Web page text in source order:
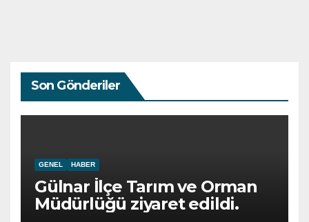
Son Gönderiler
GENEL HABER
Gülnar İlçe Tarım ve Orman
Müdürlüğü ziyaret edildi.